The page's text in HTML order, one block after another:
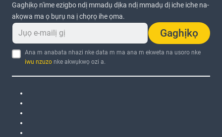
Gaghịkọ n'ime ezigbo ndị mmadụ dịka ndị mmadụ dị iche iche na-
akọwa ma ọ bụrụ na ị chọrọ ihe ọma.
Gaghịkọ
Ana m anabata nhazi nke data m ma ana m ekweta na usoro nke
iwu nzuzo nke akwụkwọ ozi a.